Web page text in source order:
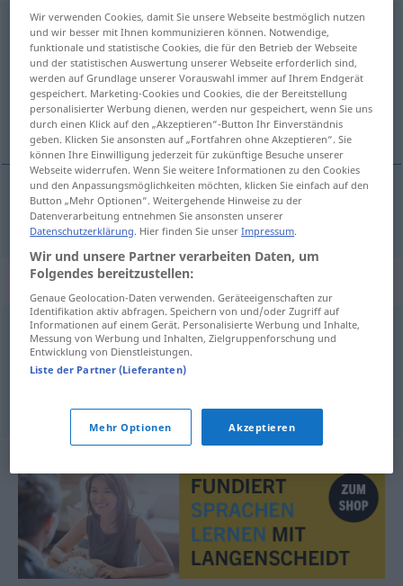
benutzbar
Übersicht aller Übersetzungen
(Für mehr Details die Übersetzung anklicken/antippen)
brugelig, brugbar, anvendelig
brugelig,brugbar,anvendelig benutzbar
Synonyme für "benutzbar"
tauglich,verwendbar,anwendbar,brauchbar ,
verwertbar,geeignet
© OpenThesaurus.de
Wir verwenden Cookies, damit Sie unsere Webseite bestmöglich nutzen
und wir besser mit Ihnen kommunizieren können. Notwendige,
funktionale und statistische Cookies, die für den Betrieb der Webseite
und der statistischen Auswertung unserer Webseite erforderlich sind,
werden auf Grundlage unserer Vorauswahl immer auf Ihrem Endgerät
gespeichert. Marketing-Cookies und Cookies, die der Bereitstellung
personalisierter Werbung dienen, werden nur gespeichert, wenn Sie uns
durch einen Klick auf den „Akzeptieren“-Button Ihr Einverständnis
geben. Klicken Sie ansonsten auf „Fortfahren ohne Akzeptieren“. Sie
können Ihre Einwilligung jederzeit für zukünftige Besuche unserer
Webseite widerrufen. Wenn Sie weitere Informationen zu den Cookies
und den Anpassungsmöglichkeiten möchten, klicken Sie einfach auf den
Button „Mehr Optionen“. Weitergehende Hinweise zu der
Datenverarbeitung entnehmen Sie ansonsten unserer
Datenschutzerklärung. Hier finden Sie unserImpressum.
Wir und unsere Partner verarbeiten Daten, um
Folgendes bereitzustellen:
Genaue Geolocation-Daten verwenden. Geräteeigenschaften zur
Identifikation aktiv abfragen. Speichern von und/oder Zugriff auf
Informationen auf einem Gerät. Personalisierte Werbung und Inhalte,
Messung von Werbung und Inhalten, Zielgruppenforschung und
Entwicklung von Dienstleistungen.
Liste der Partner (Lieferanten)
Mehr Optionen Akzeptieren